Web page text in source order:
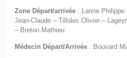
Zone Départ/arrivée: Lanne Philippe
Jean-Claude – Tilloles Olivier –
– Breton Mathieu
Médecin Départ/Arrivée: Bouvard